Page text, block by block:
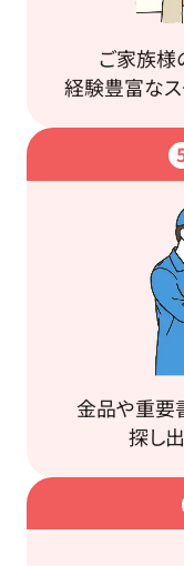
ご家族様
経験豊富なス
金品や重要
探し